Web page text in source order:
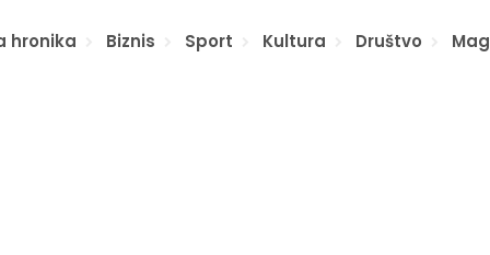
hronika Biznis Sport Kultura Društvo